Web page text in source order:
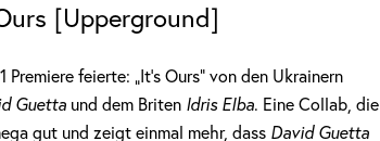
[Upperground]
feierte: „It’s Ours“ von den Ukrainern
Guetta und dem Briten Idris Elba. Eine Collab, die
gut und zeigt einmal mehr, dass David Guetta